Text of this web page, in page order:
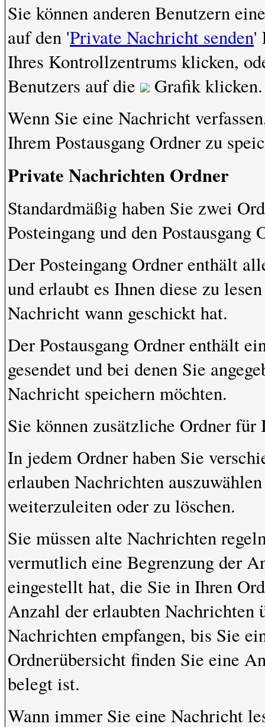
Sie können anderen Benutzern
auf den 'Private Nachricht senden'
Ihres Kontrollzentrums klicken,
Benutzers auf die
Grafik klicken.
Wenn Sie eine Nachricht
Ihrem Postausgang Ordner zu
Private Nachrichten Ordner
Standardmäßig haben Sie zwei
Posteingang und den Postausgang
Der Posteingang Ordner enthält
und erlaubt es Ihnen diese zu
Nachricht wann geschickt hat.
Der Postausgang Ordner enthält
gesendet und bei denen Sie
Nachricht speichern möchten.
Sie können zusätzliche Ordner
In jedem Ordner haben Sie
erlauben Nachrichten
weiterzuleiten oder zu löschen.
Sie müssen alte Nachrichten
vermutlich eine Begrenzung der
eingestellt hat, die Sie in Ihren
Anzahl der erlaubten Nachrichten
Nachrichten empfangen, bis Sie
Ordnerübersicht finden Sie eine
belegt ist.
Wann immer Sie eine Nachricht